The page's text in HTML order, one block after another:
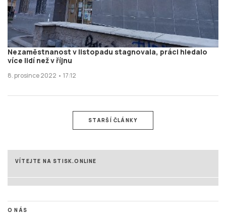
Nezaměstnanost v listopadu stagnovala, práci hledalo
více lidí než v říjnu
8. prosince 2022 • 17:12
STARŠÍ ČLÁNKY
VÍTEJTE NA STISK.ONLINE
O NÁS